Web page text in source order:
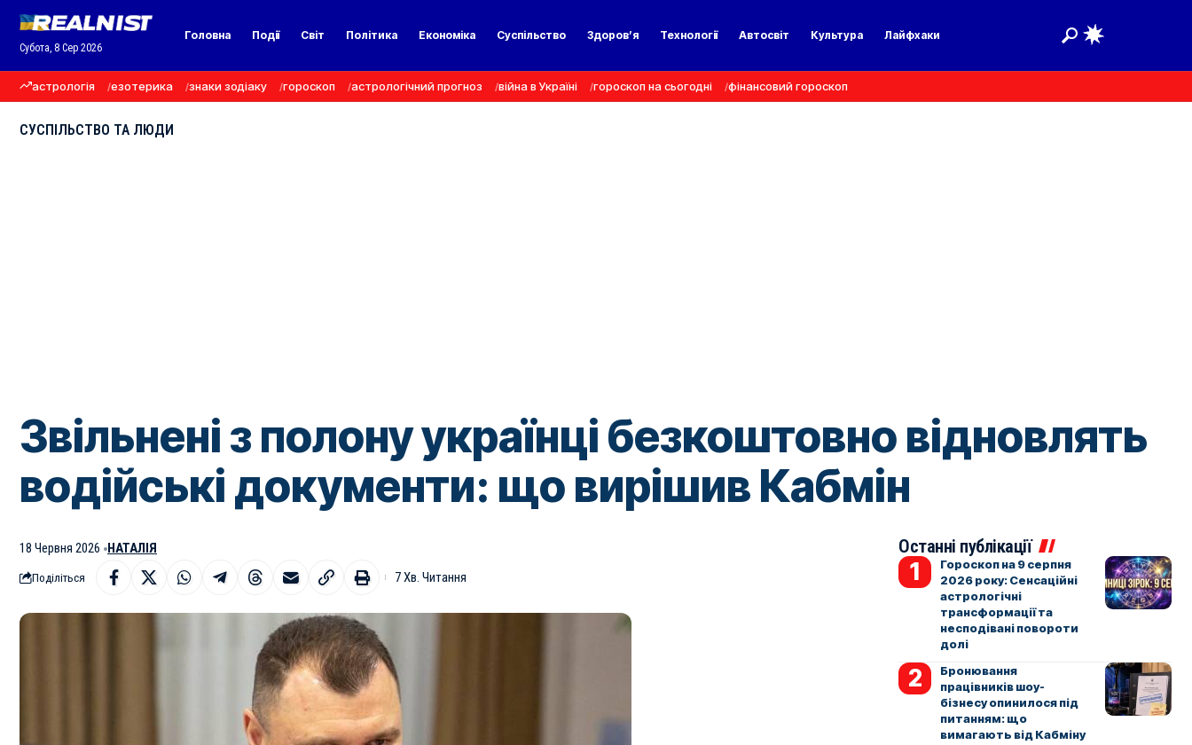
Субота, 8 Сер 2026
Головна Події Світ Політика Економіка Суспільство Здоров’я Технології Автосвіт Культура Лайфхаки
астрологія езотерика знаки зодіаку гороскоп астрологічний прогноз війна в Україні гороскоп на сьогодні фінансовий гороскоп
СУСПІЛЬСТВО ТА ЛЮДИ
Звільнені з полону українці безкоштовно відновлять
водійські документи: що вирішив Кабмін
18 Червня 2026 НАТАЛІЯ
Поділіться 7 Хв. Читання
Останні публікації
Гороскоп на 9 серпня
2026 року: Сенсаційні
астрологічні
трансформації та
несподівані повороти
долі
Бронювання
працівників шоу-
бізнесу опинилося під
питанням: що
вимагають від Кабміну